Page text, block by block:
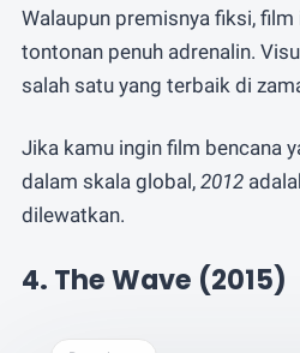
Walaupun premisnya fiksi,
tontonan penuh adrenalin.
salah satu yang terbaik di
Jika kamu ingin film bencana
dalam skala global, 2012
dilewatkan.
4. The Wave (2015)